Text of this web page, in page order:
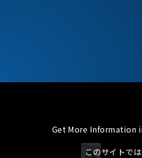
Get More Information
iOS
このサイトで